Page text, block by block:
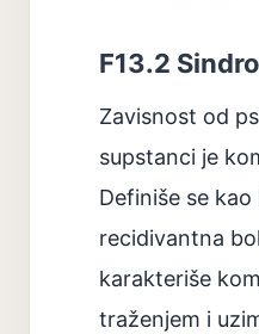
F13.2
Zavisnost od
supstanci je
Definiše se
recidivantna
karakteriše
traženjem i